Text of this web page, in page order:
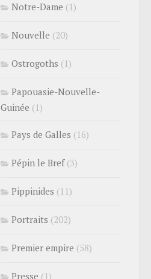
Notre-Dame (1)
Nouvelle (20)
Ostrogoths (1)
Papouasie-Nouvelle-
Guinée (1)
Pays de Galles (16)
Pépin le Bref(3)
Pippinides (11)
Portraits (202)
Premier empire (58)
Presse (1)